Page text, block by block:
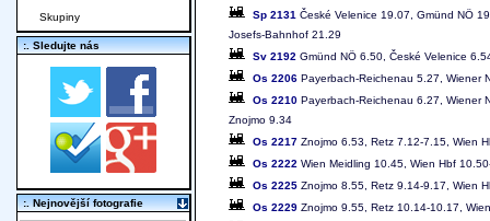
Sp 2131 České Velenice 19.07, Gmünd NÖ
Josefs-Bahnhof 21.29
Sv 2192 Gmünd NÖ 6.50, České Velenice
Os 2206 Payerbach-Reichenau 5.27, Wiener
Os 2210 Payerbach-Reichenau 6.27, Wiener
Znojmo 9.34
Os 2217 Znojmo 6.53, Retz 7.12-7.15, Wien
Os 2222 Wien Meidling 10.45, Wien Hbf
Os 2225 Znojmo 8.55, Retz 9.14-9.17, Wien
Os 2229 Znojmo 9.55, Retz 10.14-10.17,
Skupiny
:. Sledujte nás
:. Nejnovější fotografie